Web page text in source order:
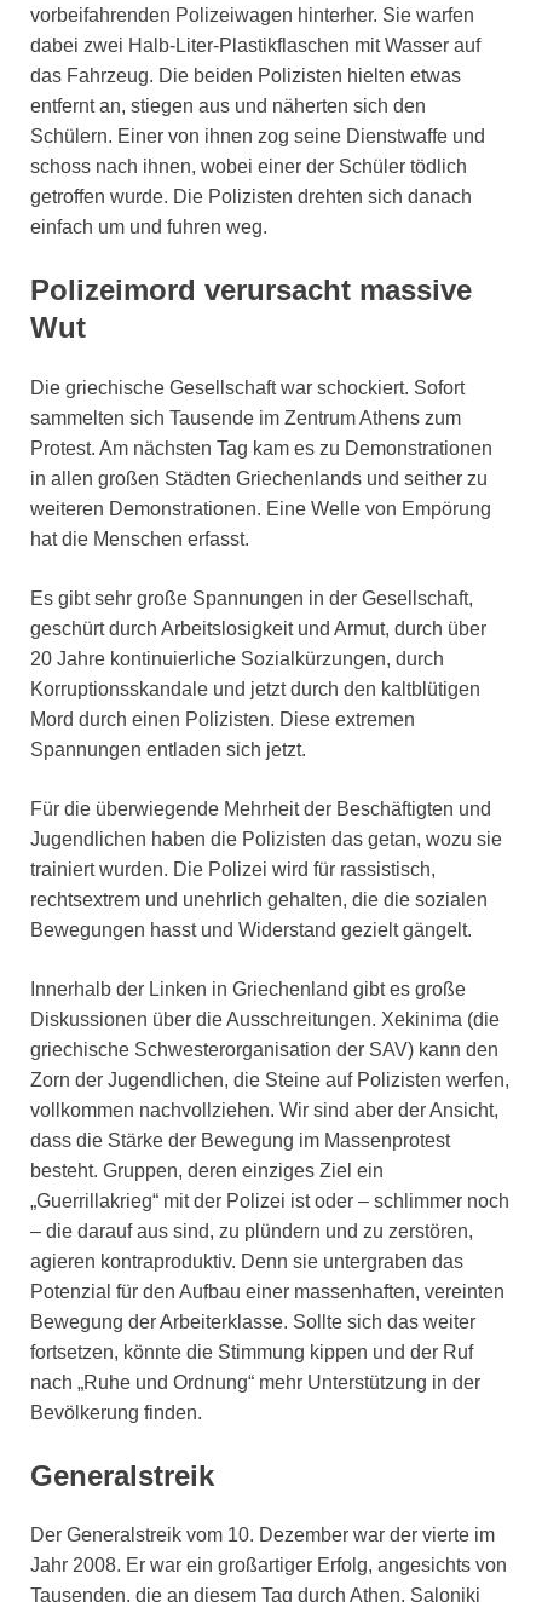
vorbeifahrenden Polizeiwagen hinterher. Sie warfen
dabei zwei Halb-Liter-Plastikflaschen mit Wasser auf
das Fahrzeug. Die beiden Polizisten hielten etwas
entfernt an, stiegen aus und näherten sich den
Schülern. Einer von ihnen zog seine Dienstwaffe und
schoss nach ihnen, wobei einer der Schüler tödlich
getroffen wurde. Die Polizisten drehten sich danach
einfach um und fuhren weg.
Polizeimord verursacht massive
Wut
Die griechische Gesellschaft war schockiert. Sofort
sammelten sich Tausende im Zentrum Athens zum
Protest. Am nächsten Tag kam es zu Demonstrationen
in allen großen Städten Griechenlands und seither zu
weiteren Demonstrationen. Eine Welle von Empörung
hat die Menschen erfasst.
Es gibt sehr große Spannungen in der Gesellschaft,
geschürt durch Arbeitslosigkeit und Armut, durch über
20 Jahre kontinuierliche Sozialkürzungen, durch
Korruptionsskandale und jetzt durch den kaltblütigen
Mord durch einen Polizisten. Diese extremen
Spannungen entladen sich jetzt.
Für die überwiegende Mehrheit der Beschäftigten und
Jugendlichen haben die Polizisten das getan, wozu sie
trainiert wurden. Die Polizei wird für rassistisch,
rechtsextrem und unehrlich gehalten, die die sozialen
Bewegungen hasst und Widerstand gezielt gängelt.
Innerhalb der Linken in Griechenland gibt es große
Diskussionen über die Ausschreitungen. Xekinima (die
griechische Schwesterorganisation der SAV) kann den
Zorn der Jugendlichen, die Steine auf Polizisten werfen,
vollkommen nachvollziehen. Wir sind aber der Ansicht,
dass die Stärke der Bewegung im Massenprotest
besteht. Gruppen, deren einziges Ziel ein
„Guerrillakrieg“ mit der Polizei ist oder – schlimmer noch
– die darauf aus sind, zu plündern und zu zerstören,
agieren kontraproduktiv. Denn sie untergraben das
Potenzial für den Aufbau einer massenhaften, vereinten
Bewegung der Arbeiterklasse. Sollte sich das weiter
fortsetzen, könnte die Stimmung kippen und der Ruf
nach „Ruhe und Ordnung“ mehr Unterstützung in der
Bevölkerung finden.
Generalstreik
Der Generalstreik vom 10. Dezember war der vierte im
Jahr 2008. Er war ein großartiger Erfolg, angesichts von
Tausenden, die an diesem Tag durch Athen, Saloniki